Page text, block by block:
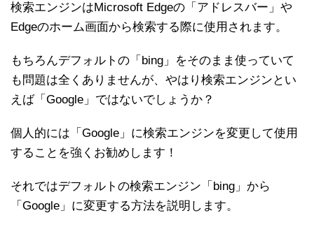
検索エンジンはMicrosoft Edgeの「アドレスバー」や
Edgeのホーム画面から検索する際に使用されます。
もちろんデフォルトの「bing」をそのまま使っていて
も問題は全くありませんが、やはり検索エンジンとい
えば「Google」ではないでしょうか？
個人的には「Google」に検索エンジンを変更して使用
することを強くお勧めします！
それではデフォルトの検索エンジン「bing」から
「Google」に変更する方法を説明します。